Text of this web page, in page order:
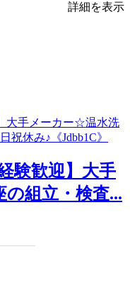
詳細を表示
験歓迎】大手
組立・検査...